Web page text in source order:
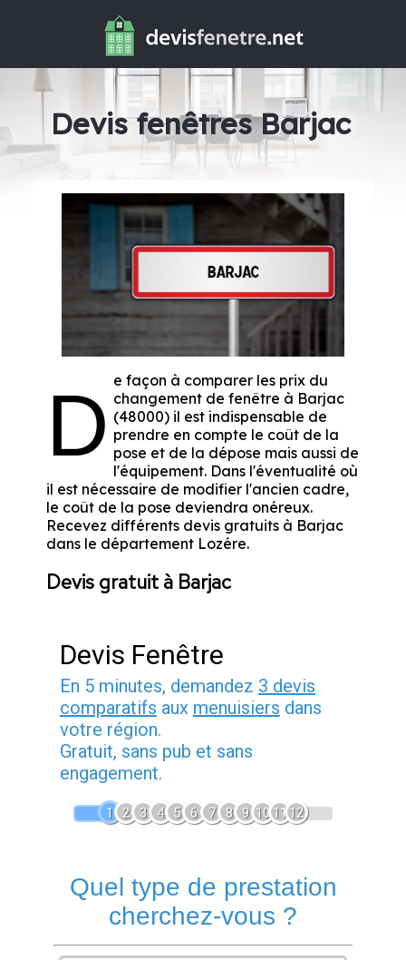
Devis fenêtres Barjac
D e façon à comparer les prix du
changement de fenêtre à Barjac
(48000) il est indispensable de
prendre en compte le coût de la
pose et de la dépose mais aussi de
l'équipement. Dans l'éventualité où
il est nécessaire de modifier l'ancien cadre,
le coût de la pose deviendra onéreux.
Recevez différents devis gratuits à Barjac
dans le département Lozére.
Devis gratuit à Barjac
Devis Fenêtre
En 5 minutes, demandez 3 devis
comparatifs aux menuisiers dans
votre région.
Gratuit, sans pub et sans
engagement.
1 2 3 4 5 6 7 8 9 1011 12
Quel type de prestation
cherchez-vous ?